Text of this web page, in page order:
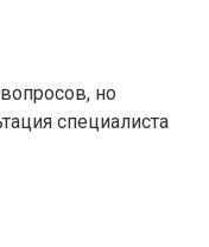
но
специалиста